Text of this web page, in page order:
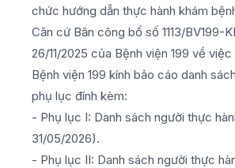
chức hướng dẫn thực hành khám
Căn cứ Băn công bố số 1113/
26/11/2025 của Bệnh viện 199 về
Bệnh viện 199 kính bảo cáo danh
phụ lục đính kèm:
- Phụ lục I: Danh sách người thực
31/05/2026).
- Phụ lục II: Danh sách người thực